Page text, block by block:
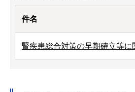
件名
腎疾患総合対策の早期確立等に